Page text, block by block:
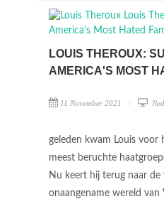
LOUIS THEROUX:
AMERICA'S MOST
11 November 2021
geleden kwam Louis voor
meest beruchte
Nu keert hij terug naar de
onaangename wereld